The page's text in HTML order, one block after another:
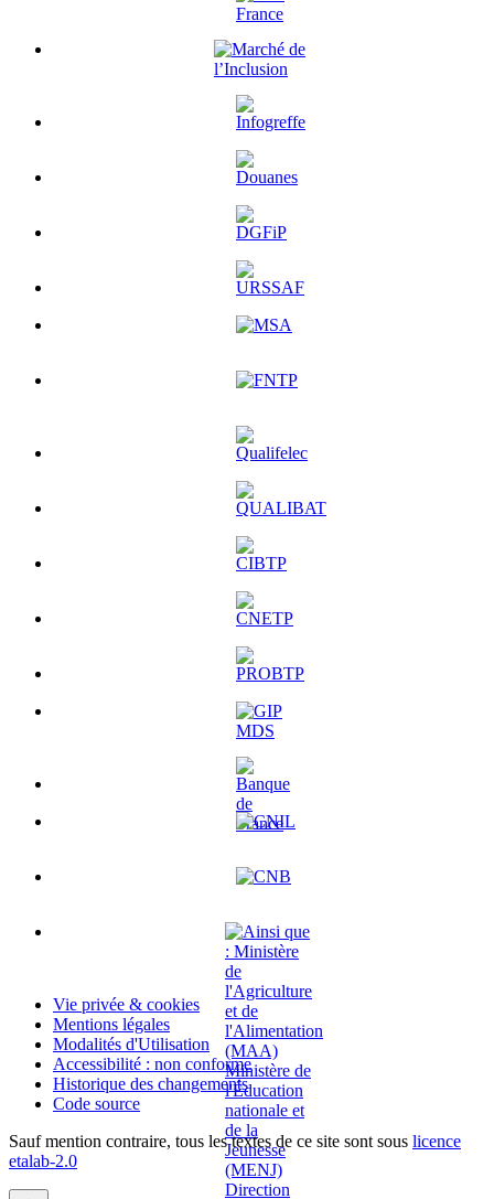
Vie privée & cookies
Mentions légales
Modalités d'Utilisation
Accessibilité : non conforme
Historique des changements
Code source
Sauf mention contraire, tous les textes de ce site sont sous licence
etalab-2.0